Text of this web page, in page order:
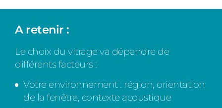
A retenir :
Le choix du vitrage va dépendre de
différents facteurs :
Votre environnement : région, orientation
de la fenêtre, contexte acoustique